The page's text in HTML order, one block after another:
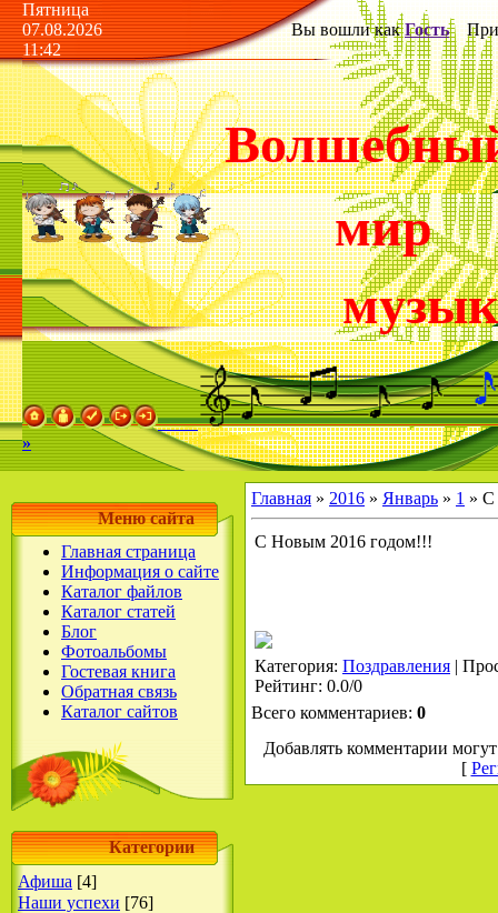
Пятница
07.08.2026
11:42
Вы вошли как Гость
мир
»
Меню сайта
Главная страница
Информация о сайте
Каталог файлов
Каталог статей
Блог
Фотоальбомы
Гостевая книга
Обратная связь
Каталог сайтов
Категории
Афиша [4]
Наши успехи [76]
Главная » 2016 » Январь » 1 » С
С Новым 2016 годом!!!
Категория: Поздравления |
Рейтинг: 0.0/0
Всего комментариев: 0
Добавлять комментарии
[